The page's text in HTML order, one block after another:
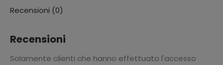
Recensioni (0)
Recensioni
Solamente clienti che hanno effettuato l'accesso